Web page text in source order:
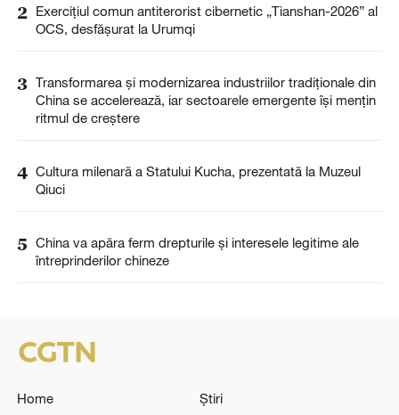
2 Exercițiul comun antiterorist cibernetic „Tianshan-2026” al
OCS, desfășurat la Urumqi
3 Transformarea și modernizarea industriilor tradiționale din
China se accelerează, iar sectoarele emergente își mențin
ritmul de creștere
4 Cultura milenară a Statului Kucha, prezentată la Muzeul
Qiuci
5 China va apăra ferm drepturile și interesele legitime ale
întreprinderilor chineze
Home
Știri